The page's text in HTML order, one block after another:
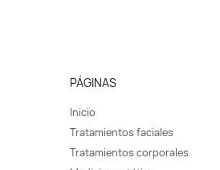
PÁGINAS
Inicio
Tratamientos faciales
Tratamientos corporales